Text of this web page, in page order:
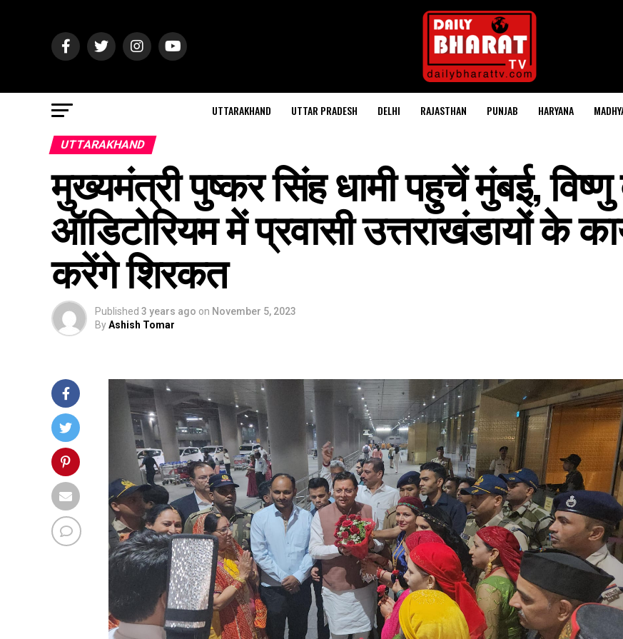
UTTARAKHAND UTTAR PRADESH DELHI RAJASTHAN PUNJAB HARYANA
UTTARAKHAND
मुख्यमंत्री पुष्कर सिंह धामी पहुचें मुंबई,
ऑडिटोरियम में प्रवासी उत्तराखंडायों के
करेंगे शिरकत
Published 3 years ago on November 5, 2023
ByAshish Tomar